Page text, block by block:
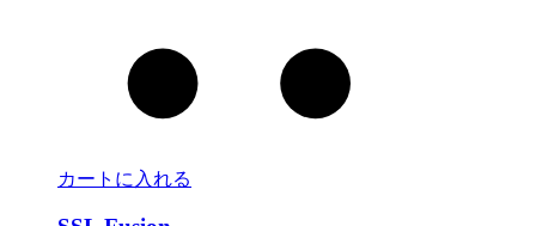
カートに入れる